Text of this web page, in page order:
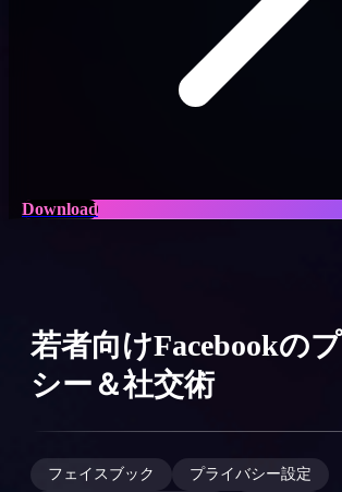
Download
若者向けFacebookの
シー＆社交術
フェイスブック
プライバシー設定